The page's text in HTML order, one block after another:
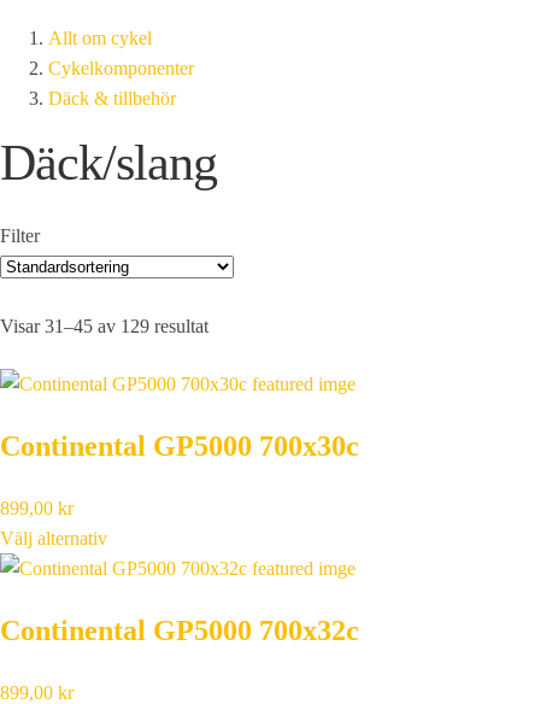
Allt om cykel
Cykelkomponenter
Däck & tillbehör
Däck/slang
Filter
Visar 31–45 av 129 resultat
Continental GP5000 700x30c
899,00 kr
Välj alternativ
Continental GP5000 700x32c
899,00 kr